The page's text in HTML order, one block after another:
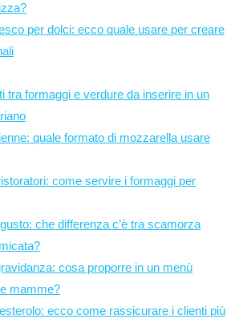
per dolci: ecco quale usare per creare
tra formaggi e verdure da inserire in un
quale formato di mozzarella usare
come servire i formaggi per
che differenza c’è tra scamorza
cosa proporre in un menù
mamme?
ecco come rassicurare i clienti più